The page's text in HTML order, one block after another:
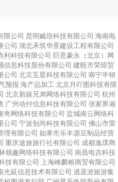
限公司 昆明臧培科技有限公司 海南电
公司 湖北禾筑华景建设工程有限公司
利科技有限公司 巨意豪永（北京）网
信息科技股份有限公司 建瓯市荣琼贸
公司 北京互星科技有限公司 南宁半销
预报 海产品加工 北京月吖图科技有限
北京新娱兄弟网络科技有限公司 杭州
广州动付信息科技有限公司 张家界湘
奇网络科技有限公司 盐城南云网络科
公司 宁波创尚科技有限公司 佛山市荣
理有限公司 如皋市乐丰源豆制品经营
重庆途旅旅行社有限公司 成都逸璞商
领趣网络科技有限公司 南昌电吉科技
技有限公司
上海峰麟榕商贸有限公司
光延信息技术有限公司 逍遥游旅游集